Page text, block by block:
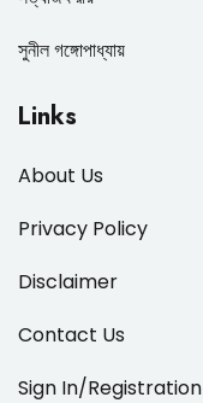
সুনীল গঙ্গোপাধ্যায়
Links
About Us
Privacy Policy
Disclaimer
Contact Us
Sign In/Registration